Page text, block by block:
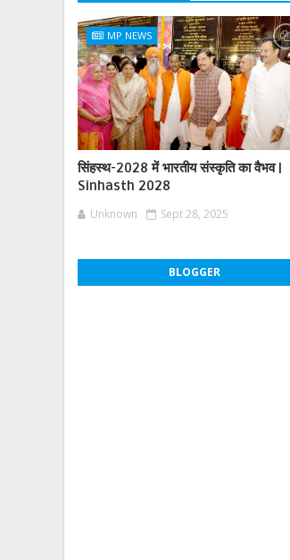
MP NEWS
सिंहस्थ-2028 में भारतीय संस्कृति का वैभव |
Sinhasth 2028
Unknown Sept 28, 2025
BLOGGER